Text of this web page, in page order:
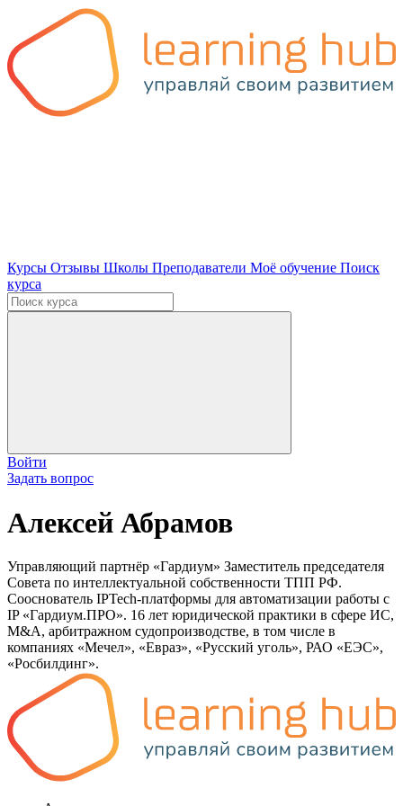
Курсы Отзывы Школы Преподаватели Моё обучение Поиск
курса
Войти
Задать вопрос
Алексей Абрамов
Управляющий партнёр «Гардиум» Заместитель председателя
Совета по интеллектуальной собственности ТПП РФ.
Сооснователь IPTech-платформы для автоматизации работы с
IP «Гардиум.ПРО». 16 лет юридической практики в сфере ИС,
M&A, арбитражном судопроизводстве, в том числе в
компаниях «Мечел», «Евраз», «Русский уголь», РАО «ЕЭС»,
«Росбилдинг».